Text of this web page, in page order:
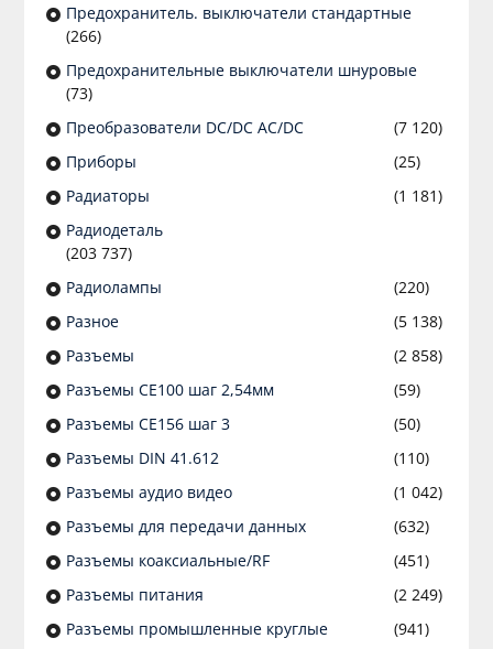
Предохранитель. выключатели стандартные
(266)
Предохранительные выключатели шнуровые
(73)
Преобразователи DC/DC AC/DC
(7 120)
Приборы
(25)
Радиаторы
(1 181)
Радиодеталь
(203 737)
Радиолампы
(220)
Разное
(5 138)
Разъeмы
(2 858)
Разъeмы CE100 шаг 2,54мм
(59)
Разъeмы CE156 шаг 3
(50)
Разъeмы DIN 41.612
(110)
Разъeмы аудио видео
(1 042)
Разъeмы для передачи данных
(632)
Разъeмы коаксиальные/RF
(451)
Разъeмы питания
(2 249)
Разъeмы промышленные круглые
(941)